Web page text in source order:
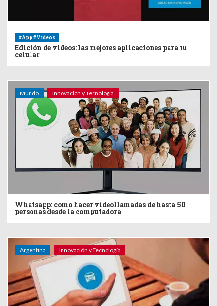
#App #Videos
Edición de videos: las mejores aplicaciones para tu
celular
Mundo Innovación y Tecnología
Whatsapp: como hacer videollamadas de hasta 50
personas desde la computadora
Argentina Innovación y Tecnología